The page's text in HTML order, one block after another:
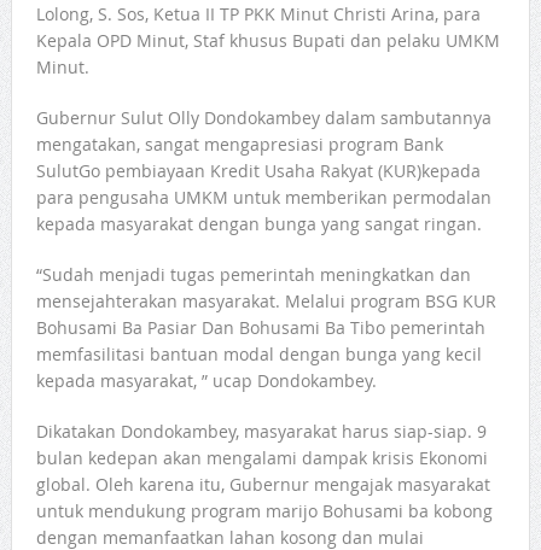
Lolong, S. Sos, Ketua II TP PKK Minut Christi Arina, para
Kepala OPD Minut, Staf khusus Bupati dan pelaku UMKM
Minut.
Gubernur Sulut Olly Dondokambey dalam sambutannya
mengatakan, sangat mengapresiasi program Bank
SulutGo pembiayaan Kredit Usaha Rakyat (KUR)kepada
para pengusaha UMKM untuk memberikan permodalan
kepada masyarakat dengan bunga yang sangat ringan.
“Sudah menjadi tugas pemerintah meningkatkan dan
mensejahterakan masyarakat. Melalui program BSG KUR
Bohusami Ba Pasiar Dan Bohusami Ba Tibo pemerintah
memfasilitasi bantuan modal dengan bunga yang kecil
kepada masyarakat, ” ucap Dondokambey.
Dikatakan Dondokambey, masyarakat harus siap-siap. 9
bulan kedepan akan mengalami dampak krisis Ekonomi
global. Oleh karena itu, Gubernur mengajak masyarakat
untuk mendukung program marijo Bohusami ba kobong
dengan memanfaatkan lahan kosong dan mulai